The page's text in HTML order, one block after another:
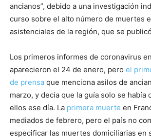
ancianos”, debido a una investigación
curso sobre el alto número de muertes
asistenciales de la región, que se
Los primeros informes de coronavirus
aparecieron el 24 de enero, pero el
de prensa que menciona asilos de
marzo, y decía que la guía solo se había
ellos ese día. La primera muerte en
mediados de febrero, pero el país no
especificar las muertes domiciliarias en